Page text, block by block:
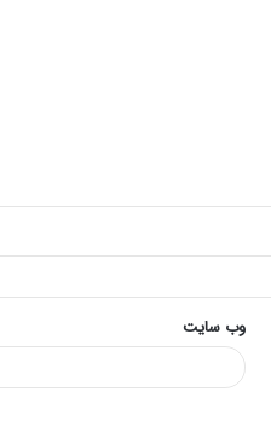
باقر علیه السلام
وب‌ سایت